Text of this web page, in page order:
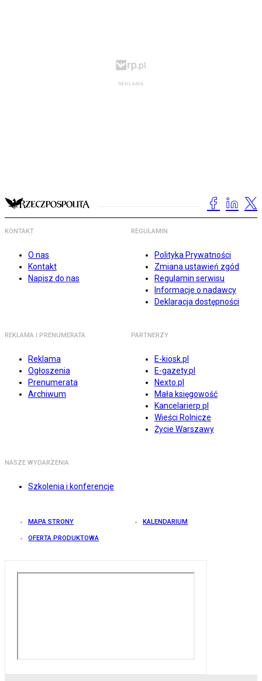
KONTAKT
O nas
Kontakt
Napisz do nas
REGULAMIN
Polityka Prywatności
Zmiana ustawień zgód
Regulamin serwisu
Informacje o nadawcy
Deklaracja dostępności
REKLAMA I PRENUMERATA
Reklama
Ogłoszenia
Prenumerata
Archiwum
PARTNERZY
E-kiosk.pl
E-gazety.pl
Nexto.pl
Mała księgowość
Kancelarierp.pl
Wieści Rolnicze
Życie Warszawy
NASZE WYDARZENIA
Szkolenia i konferencje
MAPA STRONY KALENDARIUM
OFERTA PRODUKTOWA